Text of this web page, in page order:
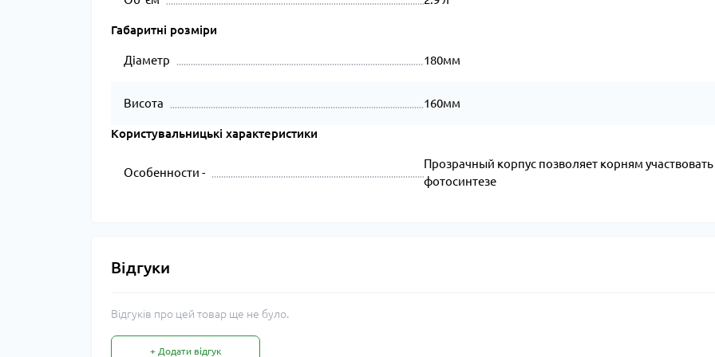
Габаритні розміри
Діаметр 180мм
Висота 160мм
Користувальницькі характеристики
Особенности -
Прозрачный корпус позволяет корням участвовать
фотосинтезе
Відгуки
Відгуків про цей товар ще не було.
+ Додати відгук